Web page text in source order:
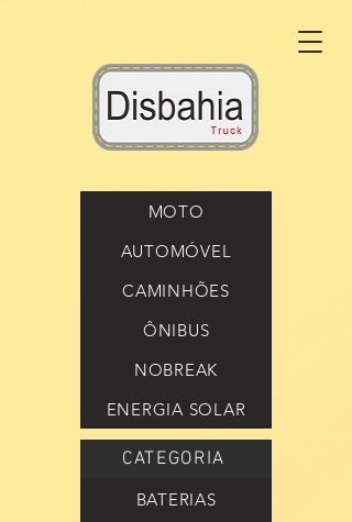
MOTO
AUTOMÓVEL
CAMINHÕES
ÔNIBUS
NOBREAK
ENERGIA SOLAR
CATEGORIA
BATERIAS